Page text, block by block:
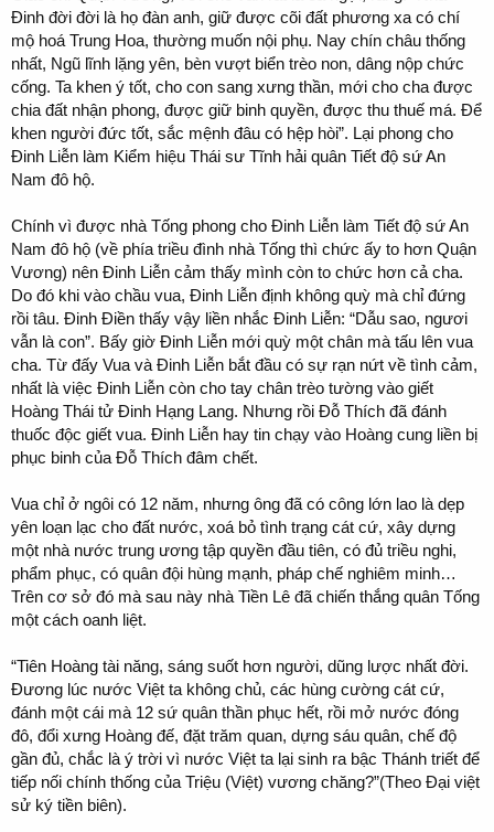
Đinh đời đời là họ đàn anh, giữ được cõi đất phương xa có chí
mộ hoá Trung Hoa, thường muốn nội phụ. Nay chín châu thống
nhất, Ngũ lĩnh lặng yên, bèn vượt biển trèo non, dâng nộp chức
cống. Ta khen ý tốt, cho con sang xưng thần, mới cho cha được
chia đất nhận phong, được giữ binh quyền, được thu thuế má. Để
khen người đức tốt, sắc mệnh đâu có hệp hòi”. Lại phong cho
Đinh Liễn làm Kiểm hiệu Thái sư Tĩnh hải quân Tiết độ sứ An
Nam đô hộ.
Chính vì được nhà Tống phong cho Đinh Liễn làm Tiết độ sứ An
Nam đô hộ (về phía triều đình nhà Tống thì chức ấy to hơn Quận
Vương) nên Đinh Liễn cảm thấy mình còn to chức hơn cả cha.
Do đó khi vào chầu vua, Đinh Liễn định không quỳ mà chỉ đứng
rồi tâu. Đinh Điền thấy vậy liền nhắc Đinh Liễn: “Dẫu sao, ngươi
vẫn là con”. Bấy giờ Đinh Liễn mới quỳ một chân mà tấu lên vua
cha. Từ đấy Vua và Đinh Liễn bắt đầu có sự rạn nứt về tình cảm,
nhất là việc Đinh Liễn còn cho tay chân trèo tường vào giết
Hoàng Thái tử Đinh Hạng Lang. Nhưng rồi Đỗ Thích đã đánh
thuốc độc giết vua. Đinh Liễn hay tin chạy vào Hoàng cung liền bị
phục binh của Đỗ Thích đâm chết.
Vua chỉ ở ngôi có 12 năm, nhưng ông đã có công lớn lao là dẹp
yên loạn lạc cho đất nước, xoá bỏ tình trạng cát cứ, xây dựng
một nhà nước trung ương tập quyền đầu tiên, có đủ triều nghi,
phẩm phục, có quân đội hùng mạnh, pháp chế nghiêm minh…
Trên cơ sở đó mà sau này nhà Tiền Lê đã chiến thắng quân Tống
một cách oanh liệt.
“Tiên Hoàng tài năng, sáng suốt hơn người, dũng lược nhất đời.
Đương lúc nước Việt ta không chủ, các hùng cường cát cứ,
đánh một cái mà 12 sứ quân thần phục hết, rồi mở nước đóng
đô, đổi xưng Hoàng đế, đặt trăm quan, dựng sáu quân, chế độ
gần đủ, chắc là ý trời vì nước Việt ta lại sinh ra bậc Thánh triết để
tiếp nối chính thống của Triệu (Việt) vương chăng?”(Theo Đại việt
sử ký tiền biên).